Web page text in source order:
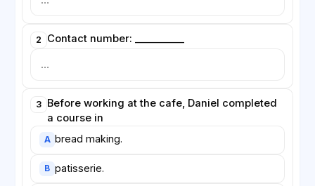
2 Contact number: __________
3 Before working at the cafe, Daniel completed
a course in
A bread making.
B patisserie.